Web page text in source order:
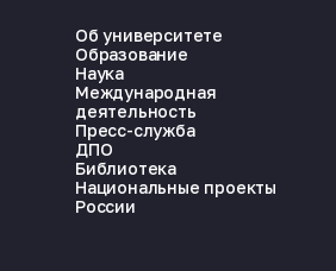
Об университете
Образование
Наука
Международная
деятельность
Пресс-служба
ДПО
Библиотека
Национальные проекты
России